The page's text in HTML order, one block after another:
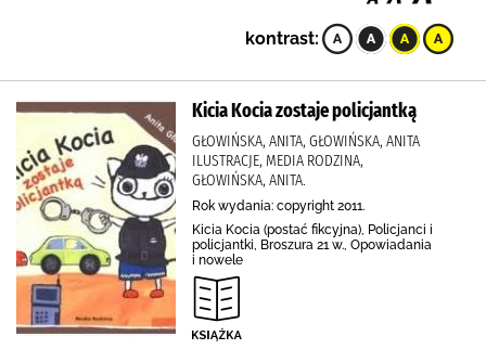
kontrast:
Kicia Kocia zostaje policjantką
GŁOWIŃSKA, ANITA, GŁOWIŃSKA, ANITA
ILUSTRACJE, MEDIA RODZINA,
GŁOWIŃSKA, ANITA.
Rok wydania: copyright 2011.
Kicia Kocia (postać fikcyjna), Policjanci i
policjantki, Broszura 21 w., Opowiadania
i nowele